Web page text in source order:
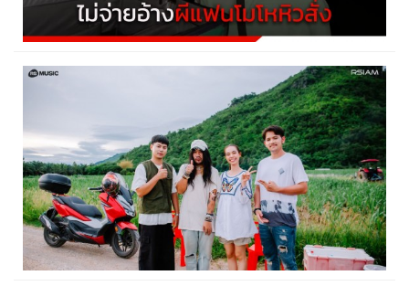
ไรเดอร์หลอนเจอหนุ่มสั่งไก่ทอดเจ้าดังกว่า 800 บาท พอมาส่ง